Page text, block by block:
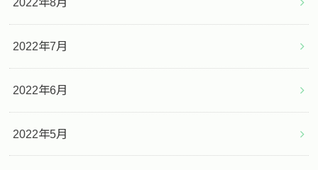
2022年7月
2022年6月
2022年5月